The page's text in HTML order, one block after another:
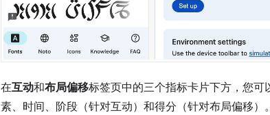
在互动和布局偏移标签页中的三个指标卡片下方，您
素、时间、阶段（针对互动）和得分（针对布局偏移